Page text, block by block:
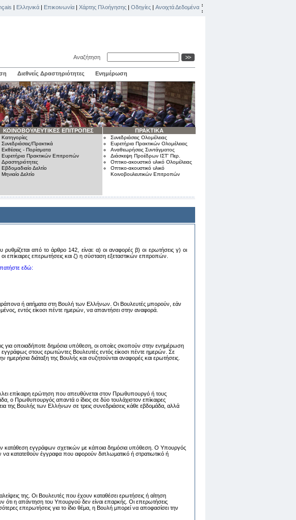
| Ελληνικά | Επικοινωνία | Χάρτης Πλοήγησης | Οδηγίες | Ανοιχτά Δεδομένα
Αναζήτηση
Διεθνείς Δραστηριότητες Ενημέρωση
ΚΟΙΝΟΒΟΥΛΕΥΤΙΚΕΣ ΕΠΙΤΡΟΠΕΣ
Κατηγορίες
Συνεδριάσεις/Πρακτικά
Εκθέσεις - Πορίσματα
Ευρετήρια Πρακτικών Επιτροπών
Δραστηριότητες
Εβδομαδιαίο Δελτίο
Μηνιαίο Δελτίο
ΠΡΑΚΤΙΚΑ
Συνεδριάσεις Ολομέλειας
Ευρετήρια Πρακτικών Ολομέλειας
Αναθεωρήσεις Συντάγματος
Διάσκεψη Προέδρων ΙΣΤ' Περ.
Οπτικο-ακουστικό υλικό Ολομέλειας
Οπτικο-ακουστικό υλικό
Κοινοβουλευτικών Επιτροπών
από τo άρθρo 142, είναι: α) oι αναφoρές β) oι ερωτήσεις γ) oι
επίκαιρες επερωτήσεις και ζ) η σύσταση εξεταστικών επιτροπών.
εδώ:
ή αιτήματα στη Βουλή των Ελλήνων. Οι Βουλευτές μπορούν, εάν
εντός είκοσι πέντε ημερών, να απαντήσει στην αναφορά.
οποιαδήποτε δημόσια υπόθεση, οι οποίες σκοπούν στην ενημέρωση
στους ερωτώντες Βουλευτές εντός είκοσι πέντε ημερών. Σε
διάταξη της Βουλής και συζητούνται αναφορές και ερωτήσεις.
επίκαιρη ερώτηση που απευθύνεται στον Πρωθυπουργό ή τους
ο Πρωθυπουργός απαντά ο ίδιος σε δύο τουλάχιστον επίκαιρες
της Βουλής των Ελλήνων σε τρεις συνεδριάσεις κάθε εβδομάδα, αλλά
κατάθεση εγγράφων σχετικών με κάποια δημόσια υπόθεση. Ο Υπουργός
κατατεθούν έγγραφα που αφορούν διπλωματικό ή στρατιωτικό ή
της. Οι Βουλευτές που έχουν καταθέσει ερωτήσεις ή αίτηση
ότι η απάντηση του Υπουργού δεν είναι επαρκής. Οι επερωτήσεις
επερωτήσεις για το ίδιο θέμα, η Βουλή μπορεί να αποφασίσει την